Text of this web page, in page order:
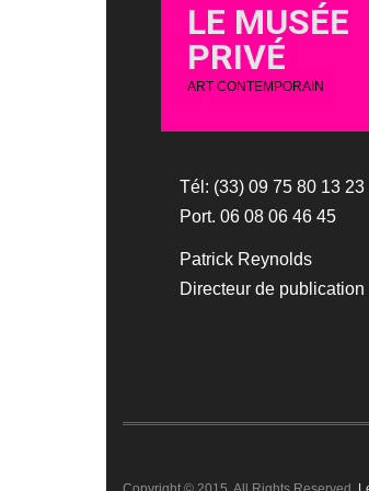
LE MUSÉE
PRIVÉ
ART CONTEMPORAIN
Tél: (33) 09 75 80 13 23
Port. 06 08 06 46 45
Patrick Reynolds
Directeur de publication